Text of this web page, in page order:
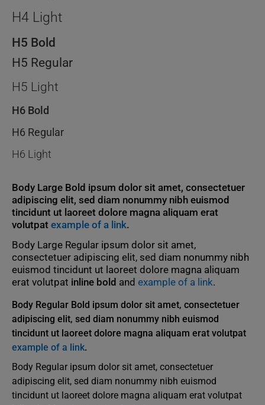
H4 Light
H5 Bold
H5 Regular
H5 Light
H6 Bold
H6 Regular
H6 Light
Body Large Bold ipsum dolor sit amet, consectetuer
adipiscing elit, sed diam nonummy nibh euismod
tincidunt ut laoreet dolore magna aliquam erat
volutpat example of a link.
Body Large Regular ipsum dolor sit amet,
consectetuer adipiscing elit, sed diam nonummy nibh
euismod tincidunt ut laoreet dolore magna aliquam
erat volutpat inline bold and example of a link.
Body Regular Bold ipsum dolor sit amet, consectetuer
adipiscing elit, sed diam nonummy nibh euismod
tincidunt ut laoreet dolore magna aliquam erat volutpat
example of a link.
Body Regular ipsum dolor sit amet, consectetuer
adipiscing elit, sed diam nonummy nibh euismod
tincidunt ut laoreet dolore magna aliquam erat volutpat